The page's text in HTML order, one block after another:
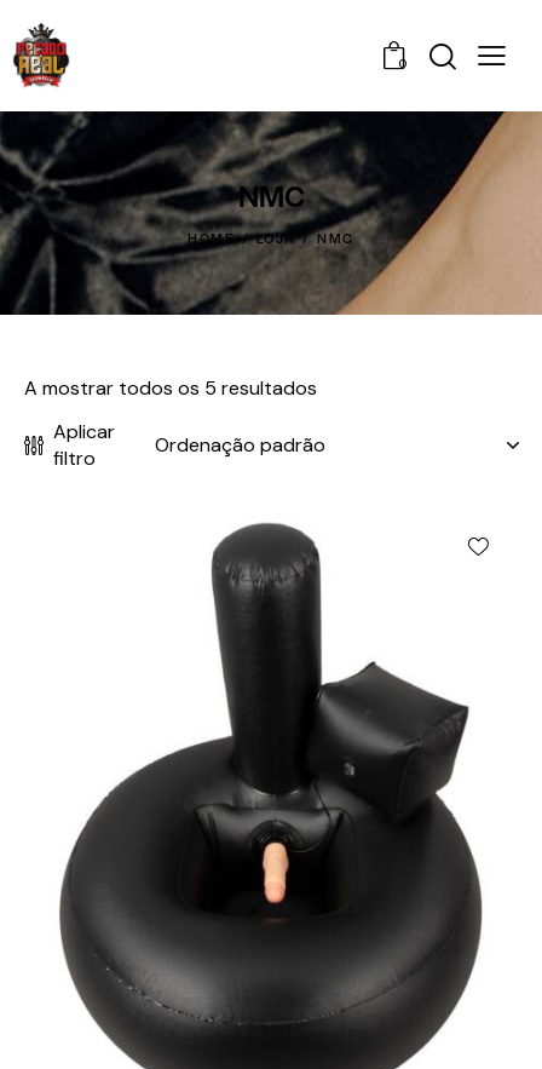
0
NMC
HOME LOJA NMC
A mostrar todos os 5 resultados
Aplicar
filtro